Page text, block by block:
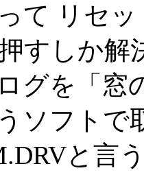
て リセッ
すしか解
グを「窓
ソフトで
と言